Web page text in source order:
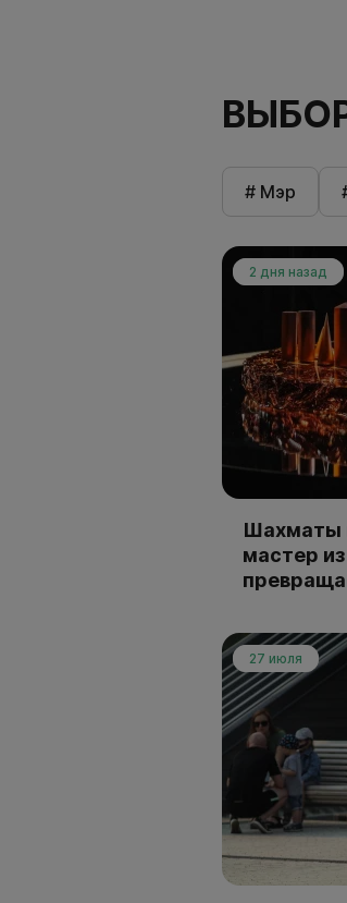
# Мэр
2 дня назад
Шахматы
мастер
27 июля